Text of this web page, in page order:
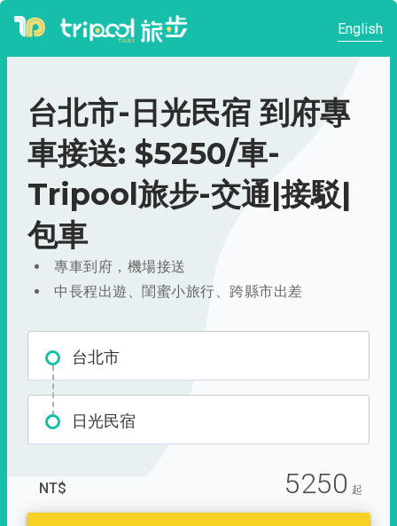
English
台北市-日光民宿 到府專
車接送: $5250/車-
Tripool旅步-交通|接駁|
包車
專車到府，機場接送
中長程出遊、閨蜜小旅行、跨縣市出差
台北市
日光民宿
NT$ 5250 起